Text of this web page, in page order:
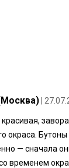
|
окраса.
— сначала
временем